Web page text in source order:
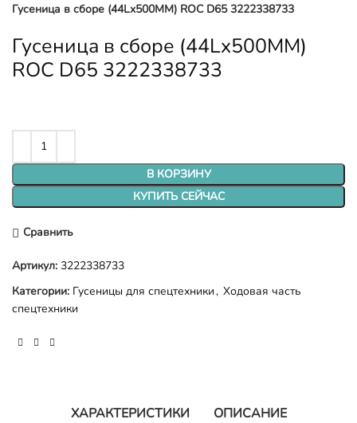
Гусеница в сборе (44Lx500MM) ROC D65 3222338733
Гусеница в сборе (44Lx500MM)
ROC D65 3222338733
В КОРЗИНУ
КУПИТЬ СЕЙЧАС
Сравнить
Артикул: 3222338733
Категории: Гусеницы для спецтехники , Ходовая часть
спецтехники
ХАРАКТЕРИСТИКИ ОПИСАНИЕ